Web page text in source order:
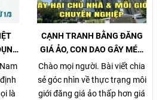
là
CẠNH TRANH BẰNG ĐĂNG
GIÁ ẢO, CON DAO GÂY MÉO
MÓ THỊ TRƯỜNG, GÂY HẠI
CHỦ NHÀ VÀ NHÀ MÔI GIỚI
CHÂN CHÍNH
Chào mọi người. Bài viết chia
sẻ góc nhìn về thực trạng môi
giới đăng giá ảo thấp hơn giá